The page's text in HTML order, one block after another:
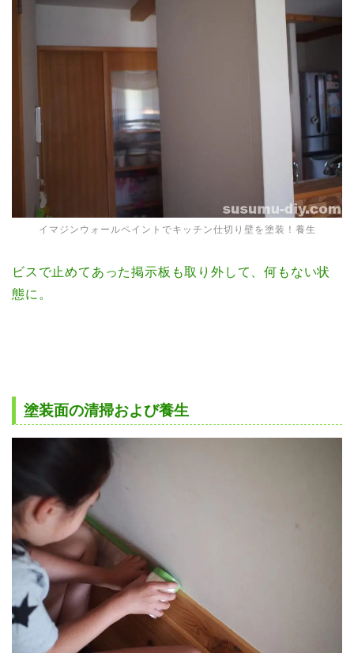
イマジンウォールペイントでキッチン仕切り壁を塗装！養生
ビスで止めてあった掲示板も取り外して、何もない状
態に。
塗装面の清掃および養生